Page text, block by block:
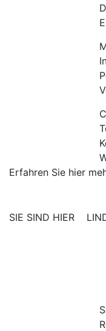
Erfahren Sie hier
SIE SIND HIER